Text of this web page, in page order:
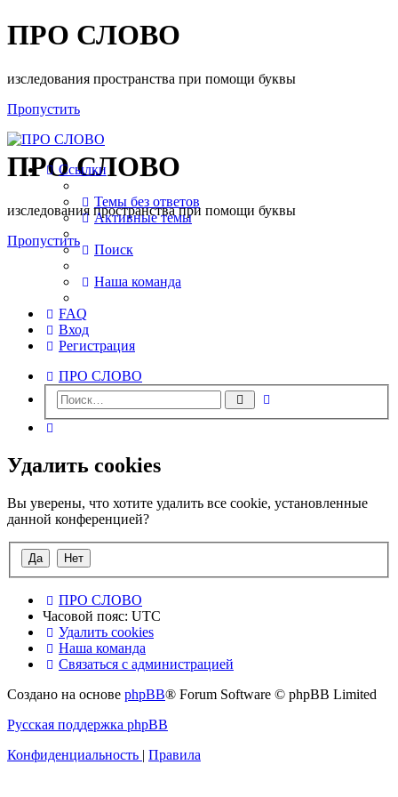
ПРО СЛОВО
изследования пространства при помощи буквы
Пропустить
ПРО СЛОВО
изследования пространства при помощи буквы
Пропустить
Ссылки
Темы без ответов
Активные темы
Поиск
Наша команда
FAQ
Вход
Регистрация
ПРО СЛОВО
Поиск
Удалить cookies
Вы уверены, что хотите удалить все cookie, установленные
данной конференцией?
ПРО СЛОВО
Часовой пояс: UTC
Удалить cookies
Наша команда
Связаться с администрацией
Создано на основе phpBB® Forum Software © phpBB Limited
Русская поддержка phpBB
Конфиденциальность | Правила